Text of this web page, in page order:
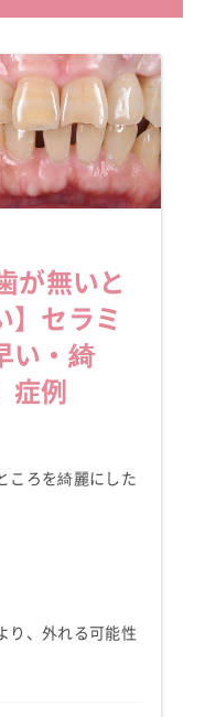
が無いと
セラミ
い・綺
症例
ころを綺麗にした
り、外れる可能性